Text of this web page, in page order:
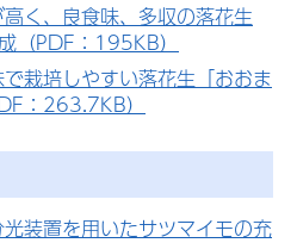
く、良食味、多収の落花生
（PDF：195KB）
栽培しやすい落花生「おおま
：263.7KB）
装置を用いたサツマイモの充